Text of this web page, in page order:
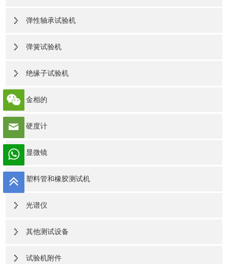
弹性轴承试验机
弹簧试验机
绝缘子试验机
金相的
硬度计
显微镜
塑料管和橡胶测试机
光谱仪
其他测试设备
试验机附件